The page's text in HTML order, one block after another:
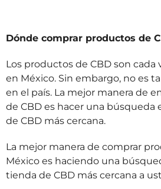
Dónde comprar productos de
Los productos de CBD son cada
en México. Sin embargo, no es
en el país. La mejor manera de
de CBD es hacer una búsqueda
de CBD más cercana.
La mejor manera de comprar
México es haciendo una
tienda de CBD más cercana a